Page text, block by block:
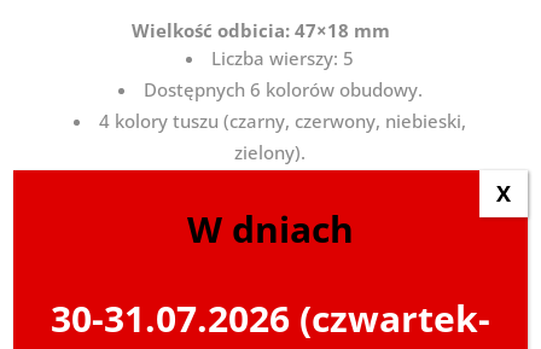
Wielkość odbicia: 47×18 mm
Liczba wierszy: 5
Dostępnych 6 kolorów obudowy.
4 kolory tuszu (czarny, czerwony, niebieski,
zielony).
Kolory obudowy:W dniach
30-31.07.2026 (czwartek-
X